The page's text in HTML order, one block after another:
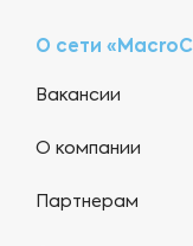
О сети
Вакансии
О компании
Партнерам